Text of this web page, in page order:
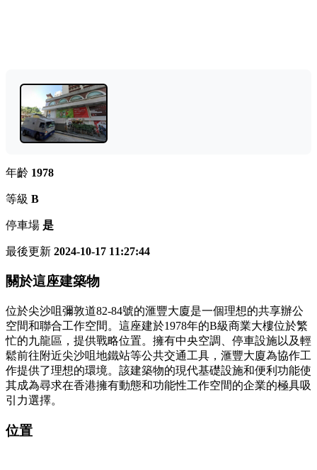
年齡 1978
等級 B
停車場 是
最後更新 2024-10-17 11:27:44
關於這座建築物
位於尖沙咀彌敦道82-84號的滙豐大廈是一個理想的共享辦公
空間和聯合工作空間。這座建於1978年的B級商業大樓位於繁
忙的九龍區，提供戰略位置。擁有中央空調、停車設施以及輕
鬆前往附近尖沙咀地鐵站等公共交通工具，滙豐大廈為協作工
作提供了理想的環境。該建築物的現代基礎設施和便利功能使
其成為尋求在香港擁有動態和功能性工作空間的企業的極具吸
引力選擇。
位置